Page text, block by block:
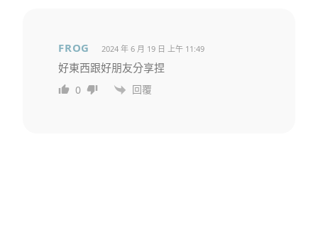
FROG 2024 年 6 月 19 日 上午 11:49
好東西跟好朋友分享捏
0 回覆